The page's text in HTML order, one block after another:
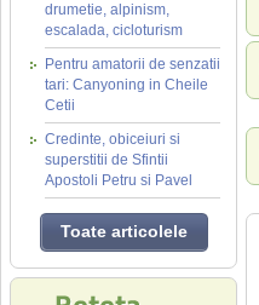
drumetie, alpinism,
escalada, cicloturism
Pentru amatorii de senzatii
tari: Canyoning in Cheile
Cetii
Credinte, obiceiuri si
superstitii de Sfintii
Apostoli Petru si Pavel
Toate articolele